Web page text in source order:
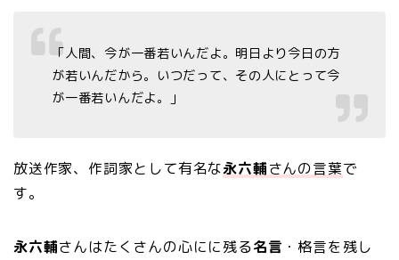
「人間、今が一番若いんだよ。明日より今日の方
が若いんだから。いつだって、その人にとって今
が一番若いんだよ。」
放送作家、作詞家として有名な永六輔さんの言葉で
す。
永六輔さんはたくさんの心にに残る名言 ・格言を残し